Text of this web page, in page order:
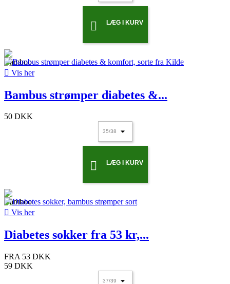
 LÆG I KURV
 Vis her
Bambus strømper diabetes &...
50 DKK
 LÆG I KURV
 Vis her
Diabetes sokker fra 53 kr,...
FRA 53 DKK
59 DKK